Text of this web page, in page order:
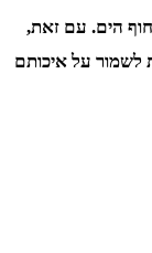
הים. עם זאת,
לשמור על איכותם